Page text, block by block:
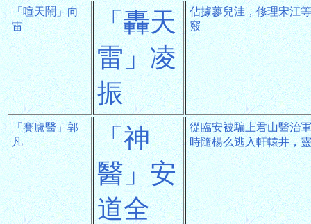
「喧天鬧」向
雷
「轟天
雷」凌
振
佔據蓼兒洼，修理宋江
竅
「賽廬醫」郭
凡
「神
醫」安
道全
從臨安被騙上君山醫治
時隨楊么逃入軒轅井，